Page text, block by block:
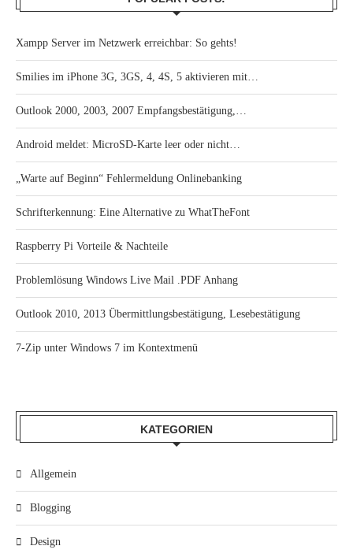
Xampp Server im Netzwerk erreichbar: So gehts!
Smilies im iPhone 3G, 3GS, 4, 4S, 5 aktivieren mit…
Outlook 2000, 2003, 2007 Empfangsbestätigung,…
Android meldet: MicroSD-Karte leer oder nicht…
„Warte auf Beginn“ Fehlermeldung Onlinebanking
Schrifterkennung: Eine Alternative zu WhatTheFont
Raspberry Pi Vorteile & Nachteile
Problemlösung Windows Live Mail .PDF Anhang
Outlook 2010, 2013 Übermittlungsbestätigung, Lesebestätigung
7-Zip unter Windows 7 im Kontextmenü
KATEGORIEN
Allgemein
Blogging
Design